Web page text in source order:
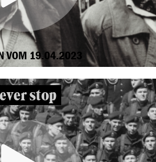
VOM 19.04.2023
stop